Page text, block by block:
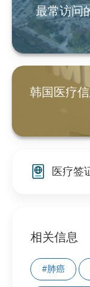
最常访问
韩国医疗
医疗签
相关信息
#肺癌